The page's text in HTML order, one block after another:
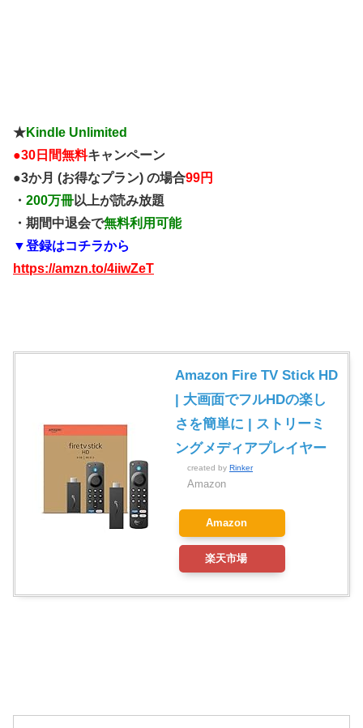
★Kindle Unlimited
●30日間無料キャンペーン
●3か月 (お得なプラン) の場合99円
・ 200万冊以上が読み放題
・期間中退会で無料利用可能
▼登録はコチラから
https://amzn.to/4iiwZeT
Amazon Fire TV Stick HD
| 大画面でフルHDの楽し
さを簡単に | ストリーミ
ングメディアプレイヤー
created by Rinker
Amazon
Amazon
楽天市場